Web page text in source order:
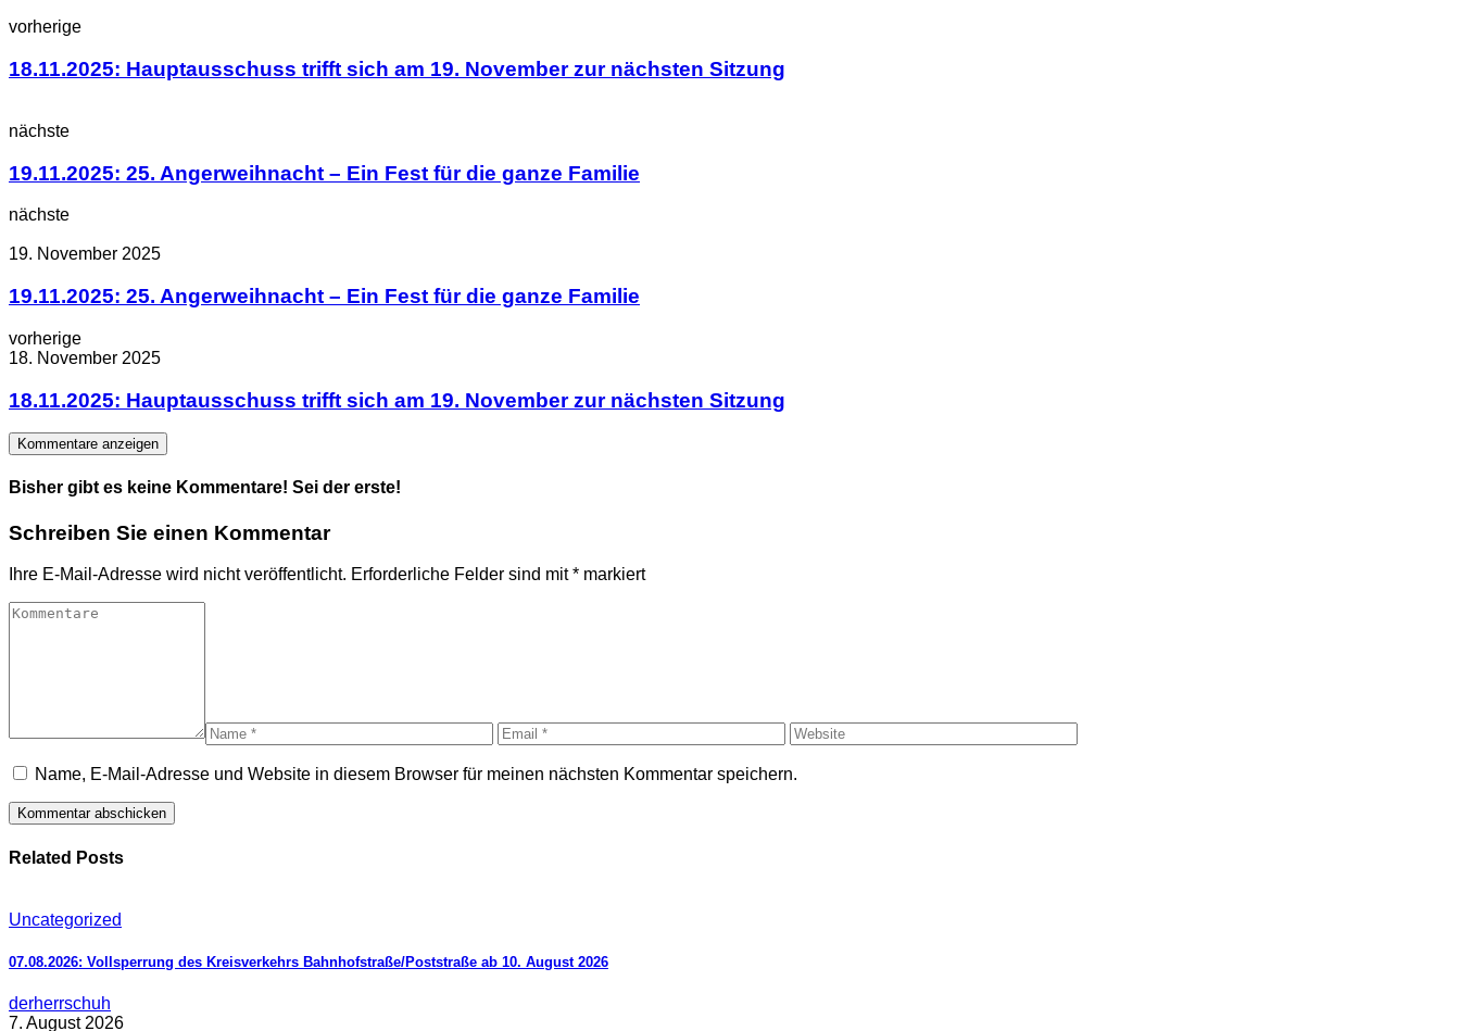
vorherige
18.11.2025: Hauptausschuss trifft sich am 19. November zur nächsten Sitzung
nächste
19.11.2025: 25. Angerweihnacht – Ein Fest für die ganze Familie
nächste
19. November 2025
19.11.2025: 25. Angerweihnacht – Ein Fest für die ganze Familie
vorherige
18. November 2025
18.11.2025: Hauptausschuss trifft sich am 19. November zur nächsten Sitzung
Kommentare anzeigen
Bisher gibt es keine Kommentare! Sei der erste!
Schreiben Sie einen Kommentar
Ihre E-Mail-Adresse wird nicht veröffentlicht. Erforderliche Felder sind mit* markiert
Name, E-Mail-Adresse und Website in diesem Browser für meinen nächsten Kommentar speichern.
Related Posts
Uncategorized
07.08.2026: Vollsperrung des Kreisverkehrs Bahnhofstraße/Poststraße ab 10. August 2026
derherrschuh
7. August 2026